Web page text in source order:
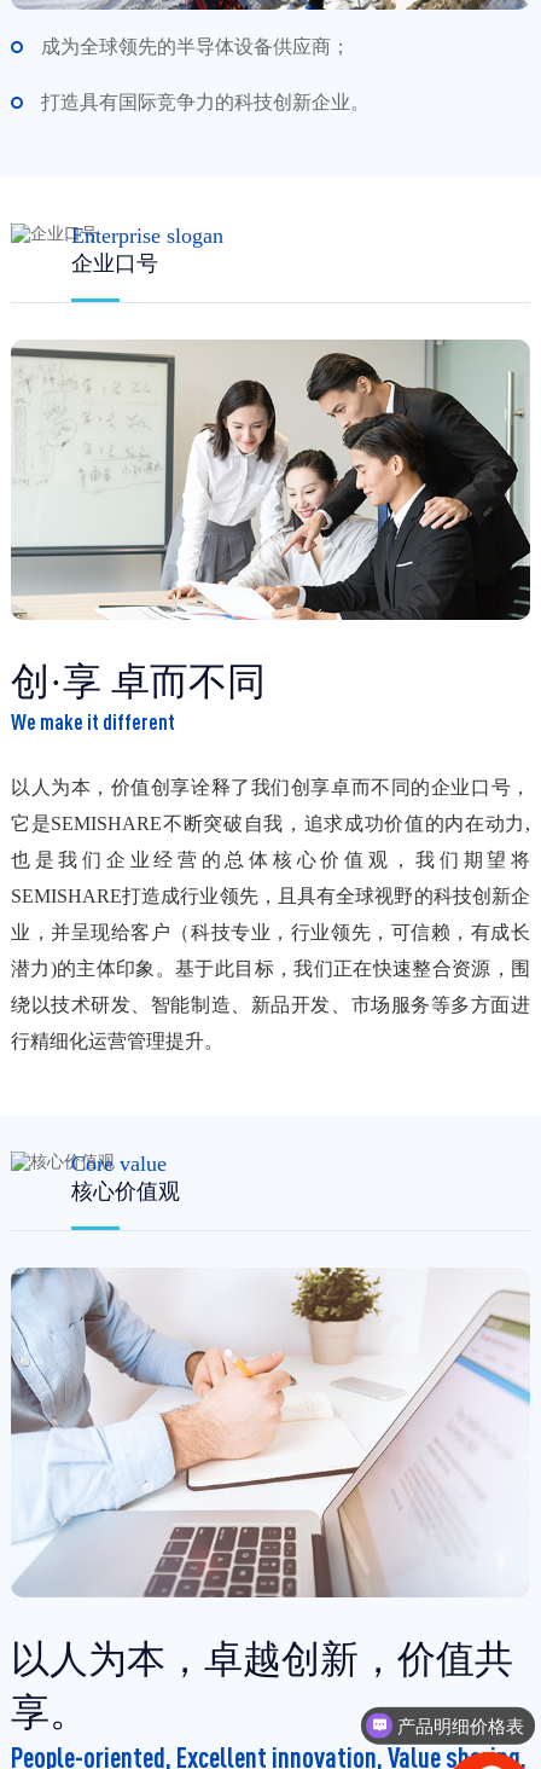
成为全球领先的半导体设备供应商；
打造具有国际竞争力的科技创新企业。
Enterprise slogan
企业口号
创·享 卓而不同
We make it different
以人为本，价值创享诠释了我们创享卓而不同的企业口号，
它 是SEMISHARE不断突破自我，追求成功价值的内在动力 ,
也 是我们 企业经营的 总体 核心价值观，我们期望将
SEMISHARE打造成行业领先，且具有全球视野的科技创新企
业，并呈现给客户（科技专业，行业领先，可信赖，有成长
潜力)的主体印象。基于此目标，我们正在快速整合资源，围
绕以技术研发、智能制造、新品开发、市场服务等多方面进
行精细化运营管理提升。
Core value
核心价值观
以人为本，卓越创新，价值共
享。
People-oriented, Excellent innovation, Value sharing.
产品明细价格表